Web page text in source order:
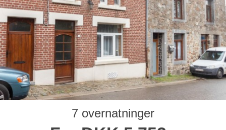
7 overnatninger